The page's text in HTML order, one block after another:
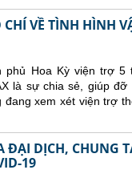
VỀ TÌNH HÌNH
Hoa Kỳ viện trợ 5
là sự chia sẻ, giúp
xem xét viện trợ
ĐẠI DỊCH, CHUNG
19